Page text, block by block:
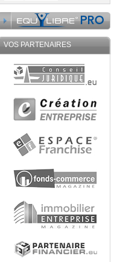
VOS PARTENAIRES